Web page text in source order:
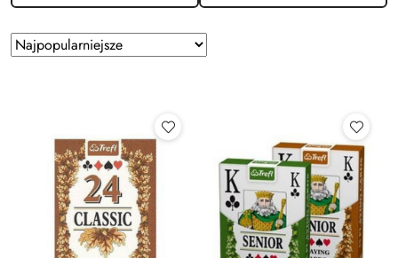
Zastosowano
sortowanie:
Sortuj
według